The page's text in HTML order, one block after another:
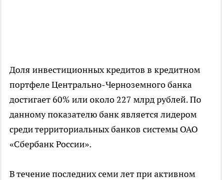
Доля инвестиционных кредитов в кредитном
портфеле Центрально-Черноземного банка
достигает 60% или около 227 млрд рублей. По
данному показателю банк является лидером
среди территориальных банков системы ОАО
«Сбербанк России».
В течение последних семи лет при активном